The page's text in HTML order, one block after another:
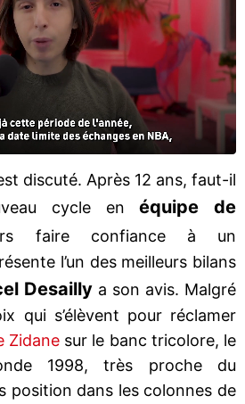
discuté. Après 12 ans, faut-il
cycle enéquipe de
faire confiance à un
l’un des meilleurs bilans
Desailly a son avis. Malgré
qui s’élèvent pour réclamer
Zidanesur le banc tricolore, le
1998, très proche du
position dans les colonnes de